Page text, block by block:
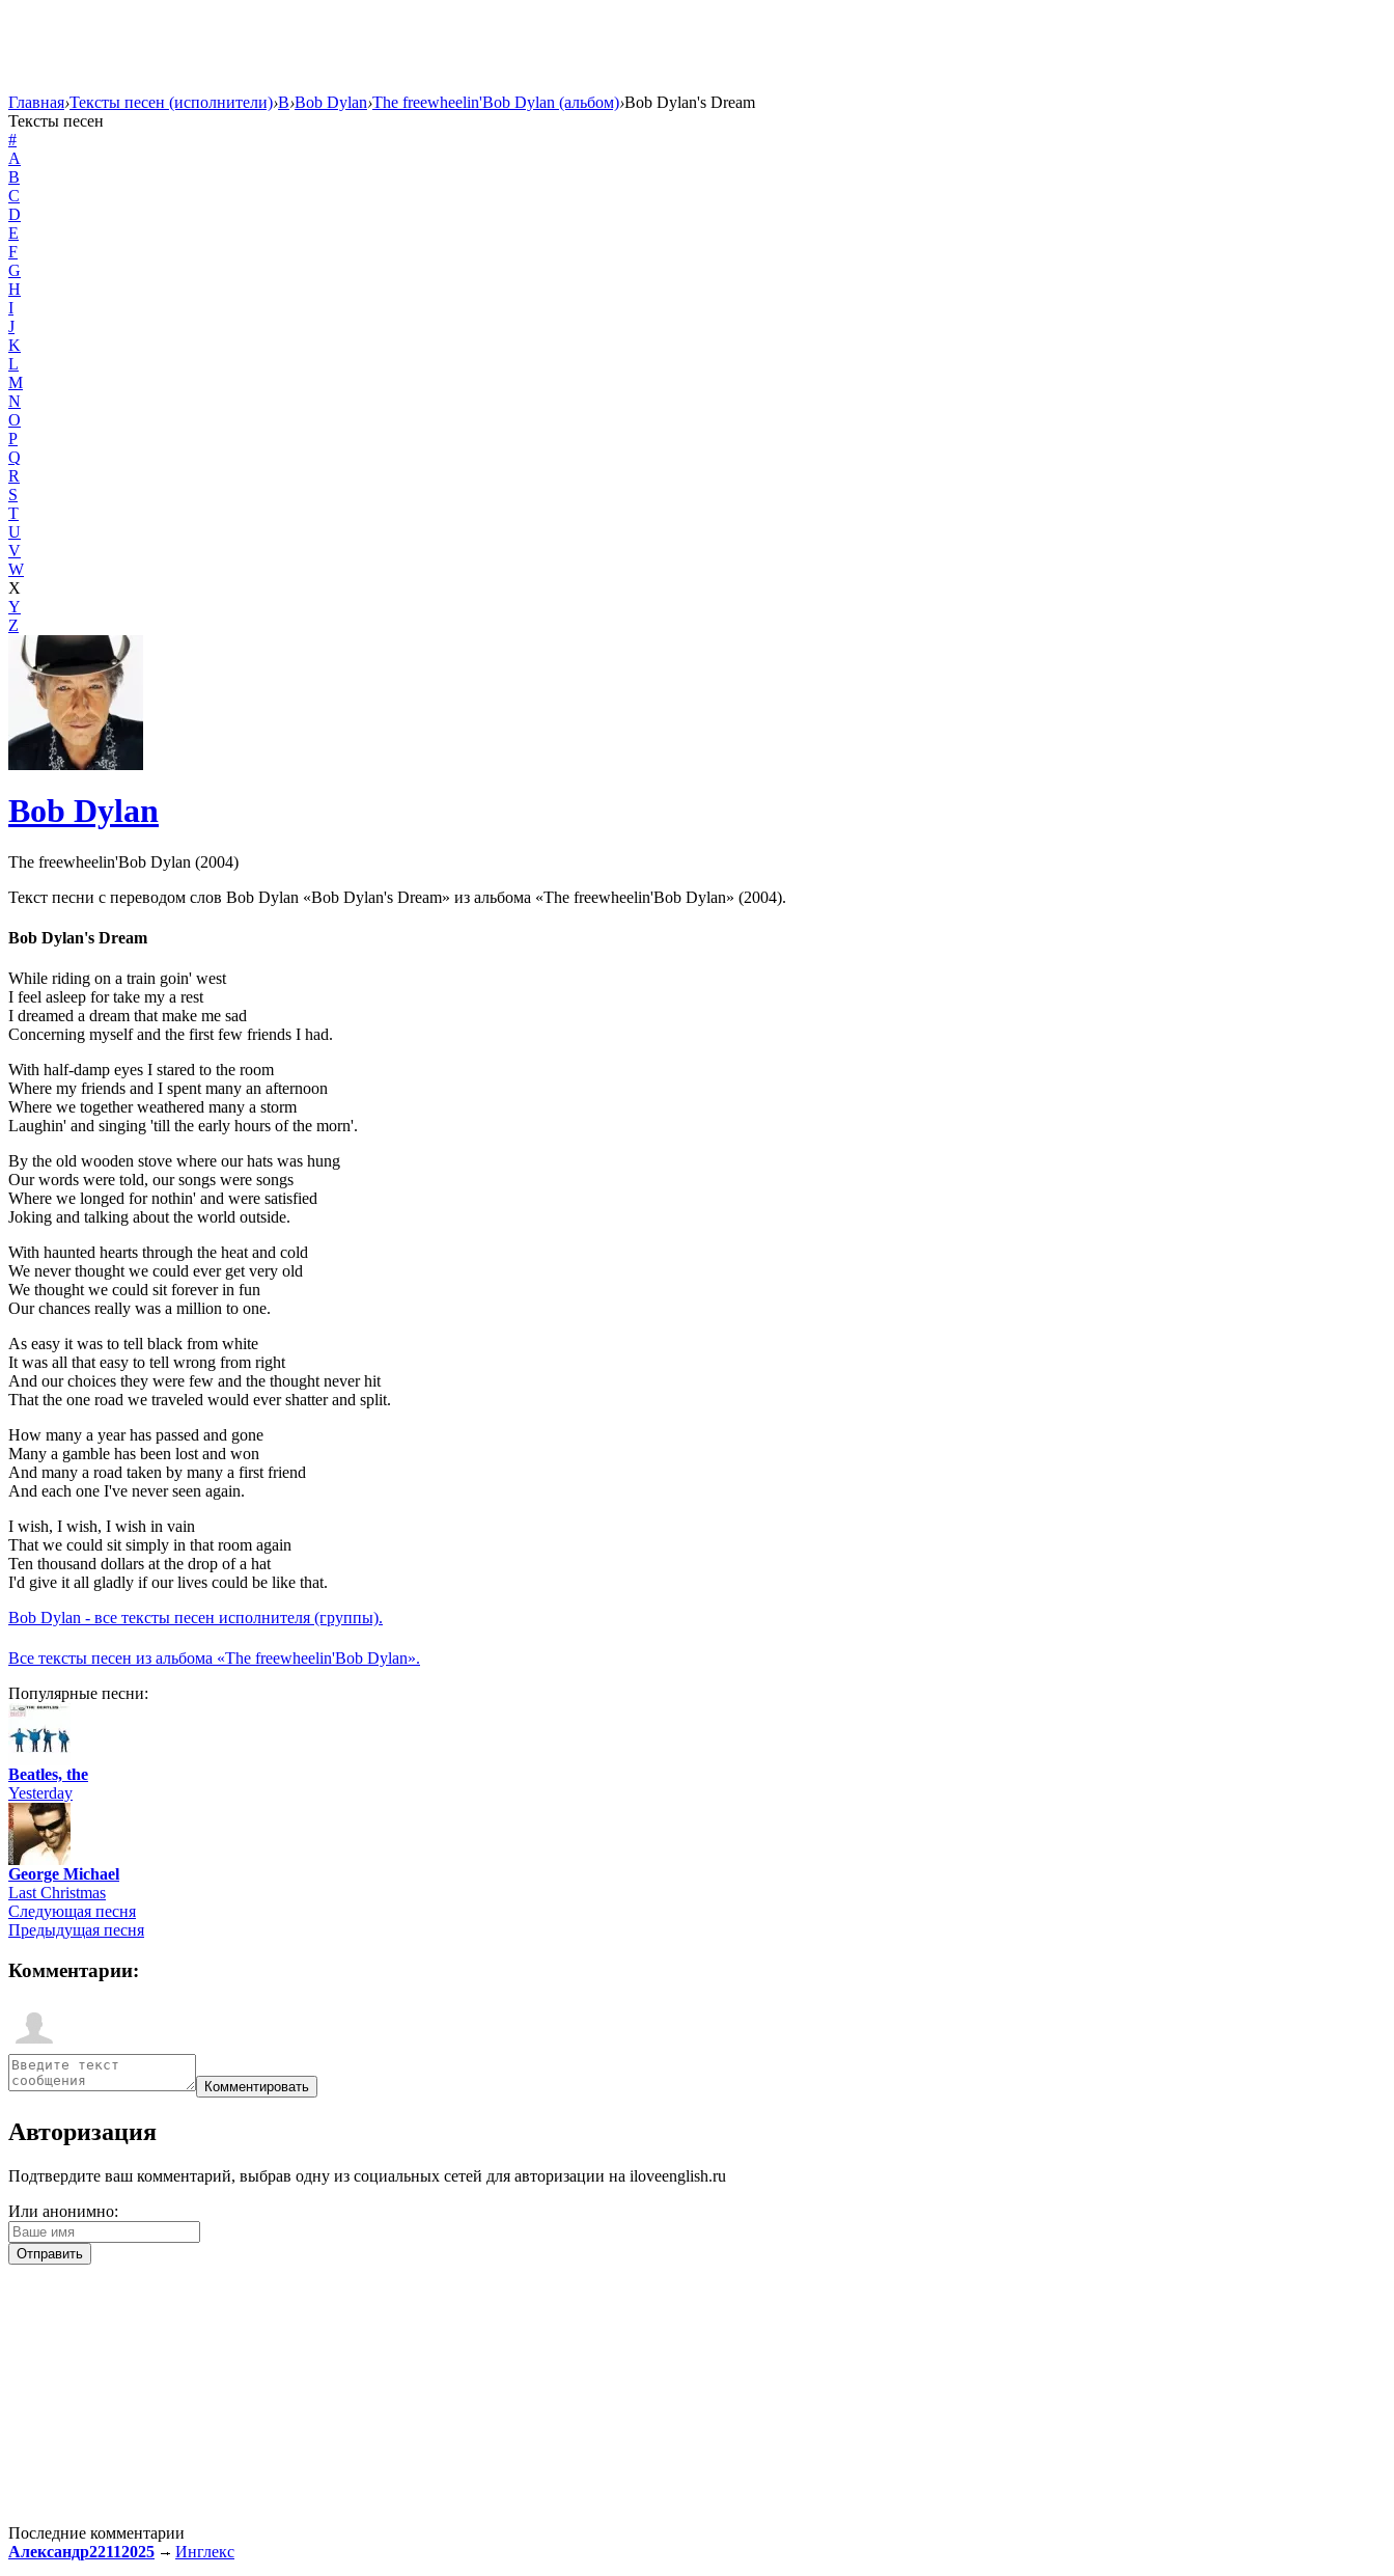
Главная›Тексты песен (исполнители)›B›Bob Dylan›The freewheelin'Bob Dylan (альбом)›Bob Dylan's Dream
Тексты песен
#
A
B
C
D
E
F
G
H
I
J
K
L
M
N
O
P
Q
R
S
T
U
V
W
X
Y
Z
Bob Dylan
The freewheelin'Bob Dylan (2004)
Текст песни с переводом слов Bob Dylan «Bob Dylan's Dream» из альбома «The freewheelin'Bob Dylan» (2004).
Bob Dylan's Dream
While riding on a train goin' west
I feel asleep for take my a rest
I dreamed a dream that make me sad
Concerning myself and the first few friends I had.
With half-damp eyes I stared to the room
Where my friends and I spent many an afternoon
Where we together weathered many a storm
Laughin' and singing 'till the early hours of the morn'.
By the old wooden stove where our hats was hung
Our words were told, our songs were songs
Where we longed for nothin' and were satisfied
Joking and talking about the world outside.
With haunted hearts through the heat and cold
We never thought we could ever get very old
We thought we could sit forever in fun
Our chances really was a million to one.
As easy it was to tell black from white
It was all that easy to tell wrong from right
And our choices they were few and the thought never hit
That the one road we traveled would ever shatter and split.
How many a year has passed and gone
Many a gamble has been lost and won
And many a road taken by many a first friend
And each one I've never seen again.
I wish, I wish, I wish in vain
That we could sit simply in that room again
Ten thousand dollars at the drop of a hat
I'd give it all gladly if our lives could be like that.
Bob Dylan - все тексты песен исполнителя (группы).
Все тексты песен из альбома «The freewheelin'Bob Dylan».
Популярные песни:
Beatles, the
Yesterday
George Michael
Last Christmas
Следующая песня
Предыдущая песня
Комментарии:
Авторизация
Подтвердите ваш комментарий, выбрав одну из социальных сетей для авторизации на iloveenglish.ru
Или анонимно:
Последние комментарии
Александр22112025
Инглекс